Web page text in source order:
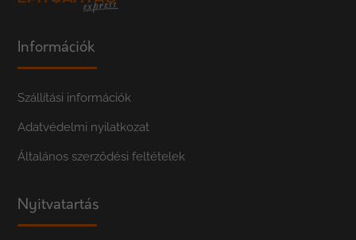
Információk
Szállítási információk
Adatvédelmi nyilatkozat
Általános szerződési feltételek
Nyitvatartás